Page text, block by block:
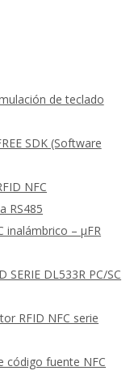
de teclado
SDK (Software
NFC
RS485
inalámbrico – μFR
SERIE DL533R PC/SC
RFID NFC serie
código fuente NFC